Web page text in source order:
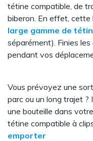
tétine compatible, de
biberon. En effet, cette
large gamme de
séparément). Finies
pendant vos
Vous prévoyez une
parc ou un long trajet ?
une bouteille dans
tétine compatible à
emporter